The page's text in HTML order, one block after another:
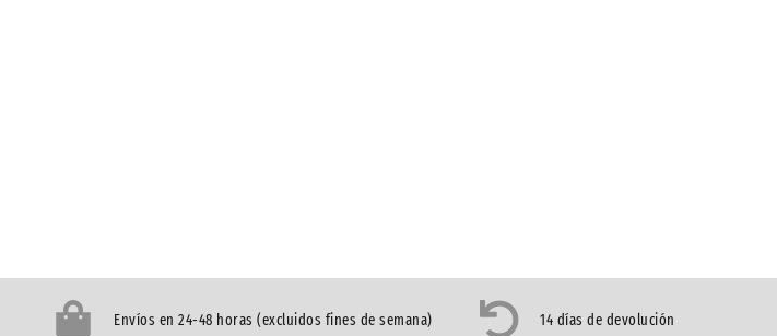
Envíos en 24-48 horas (excluidos fines de semana) 14 días de devolución